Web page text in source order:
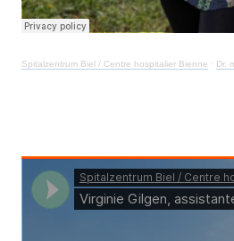
Spitalzentrum Biel / Centre hospitalier Bienne · Dr.